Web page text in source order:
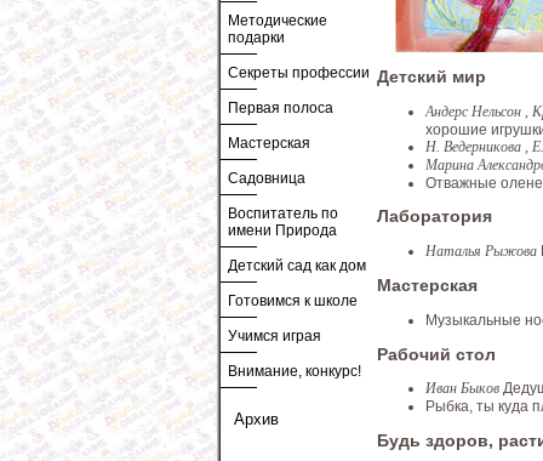
Методические
подарки
Секреты профессии
Первая полоса
Мастерская
Садовница
Воспитатель по
имени Природа
Детский сад как дом
Готовимся к школе
Учимся играя
Внимание, конкурс!
Архив
Детский мир
Андерс Нельсон ,
хорошие
Н. Ведерникова ,
Марина
Отважные
Лаборатория
Наталья Рыжова
Мастерская
Музыкальные
Рабочий стол
Иван Быков
Рыбка, ты куда
Будь здоров,